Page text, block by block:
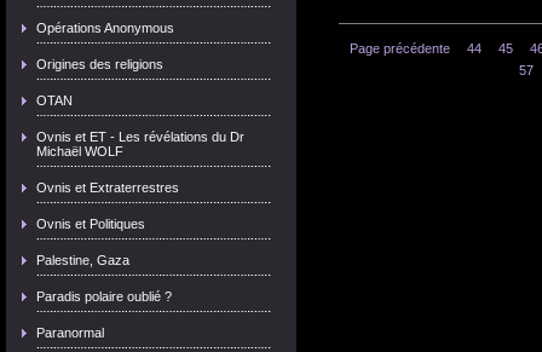
Opérations Anonymous
Origines des religions
OTAN
Ovnis et ET - Les révélations du Dr
Michaël WOLF
Ovnis et Extraterrestres
Ovnis et Politiques
Palestine, Gaza
Paradis polaire oublié ?
Paranormal
Page précédente 44 45
57